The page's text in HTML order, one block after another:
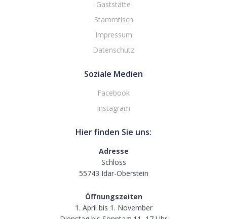
Gaststätte
Stammtisch
Impressum
Datenschutz
Soziale Medien
Facebook
Instagram
Hier finden Sie uns:
Adresse
Schloss
55743 Idar-Oberstein
Öffnungszeiten
1. April bis 1. November